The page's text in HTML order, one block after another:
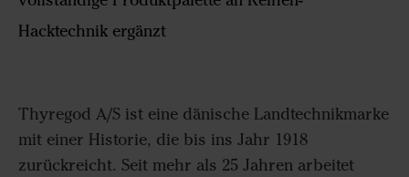
Hacktechnik ergänzt
Thyregod A/S ist eine dänische Landtechnikmarke
mit einer Historie, die bis ins Jahr 1918
zurückreicht. Seit mehr als 25 Jahren arbeitet